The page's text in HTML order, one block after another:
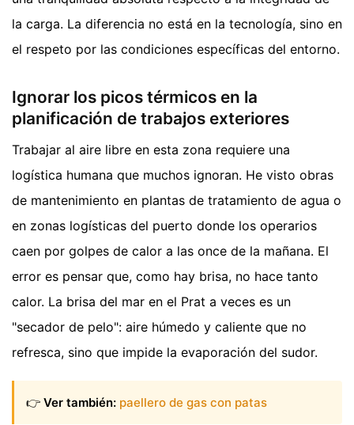
la carga. La diferencia no está en la tecnología, sino en
el respeto por las condiciones específicas del entorno.
Ignorar los picos térmicos en la
planificación de trabajos exteriores
Trabajar al aire libre en esta zona requiere una
logística humana que muchos ignoran. He visto obras
de mantenimiento en plantas de tratamiento de agua o
en zonas logísticas del puerto donde los operarios
caen por golpes de calor a las once de la mañana. El
error es pensar que, como hay brisa, no hace tanto
calor. La brisa del mar en el Prat a veces es un
"secador de pelo": aire húmedo y caliente que no
refresca, sino que impide la evaporación del sudor.
👉 Ver también: paellero de gas con patas